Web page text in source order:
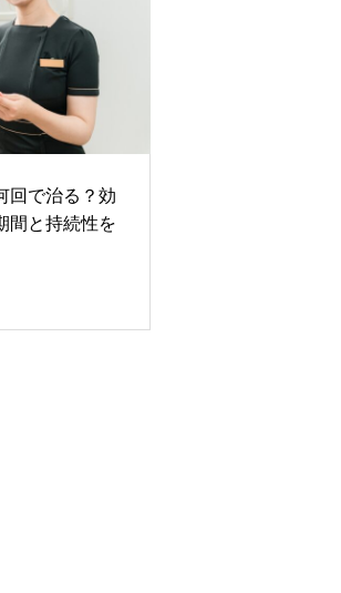
回で治る？効
間と持続性を